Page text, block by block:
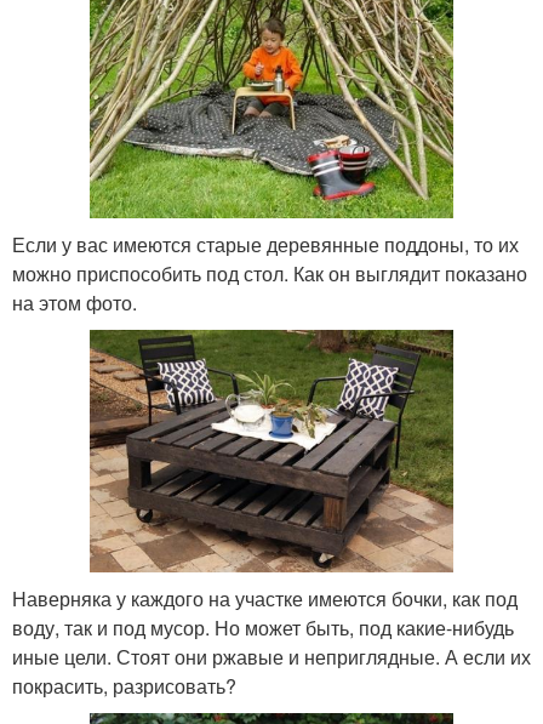
Если у вас имеются старые деревянные поддоны, то их
можно приспособить под стол. Как он выглядит показано
на этом фото.
Наверняка у каждого на участке имеются бочки, как под
воду, так и под мусор. Но может быть, под какие-нибудь
иные цели. Стоят они ржавые и неприглядные. А если их
покрасить, разрисовать?